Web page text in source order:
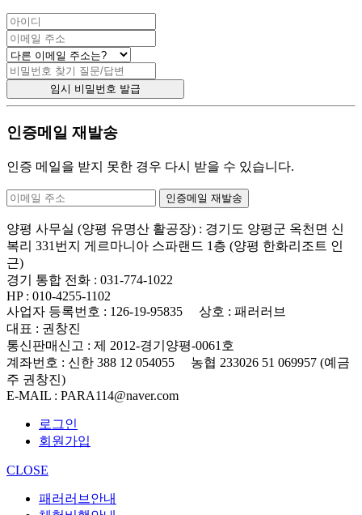
인증메일 재발송
인증 메일을 받지 못한 경우 다시 받을 수 있습니다.
양평 사무실 (양평 유명산 활공장) : 경기도 양평군 옥천면 신
복리 331번지 게르마니아 스파랜드 1층 (양평 한화리조트 인
근)
경기 통합 전화 : 031-774-1022
HP: 010-4255-1102
사업자 등록번호 : 126-19-95835 상호 : 패러러브
대표 : 권창진
통신판매신고 : 제 2012-경기양평-0061호
계좌번호 : 신한 388 12 054055 농협 233026 51 069957 (예금
주 권창진)
E-MAIL : PARA114@naver.com
로그인
회원가입
CLOSE
패러러브안내